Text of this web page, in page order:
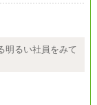
て発揮できると
明るい社員をみて